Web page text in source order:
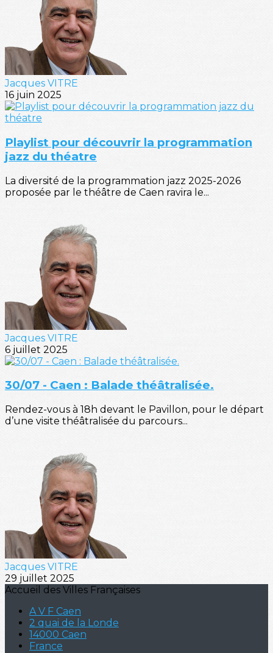
Jacques VITRE
16 juin 2025
Playlist pour découvrir la programmation
jazz du théatre
La diversité de la programmation jazz 2025-2026
proposée par le théâtre de Caen ravira le...
Jacques VITRE
6 juillet 2025
30/07 - Caen : Balade théâtralisée.
Rendez-vous à 18h devant le Pavillon, pour le départ
d’une visite théâtralisée du parcours...
Jacques VITRE
29 juillet 2025
Accueil des Villes Françaises
A V F Caen
2 quai de la Londe
14000 Caen
France